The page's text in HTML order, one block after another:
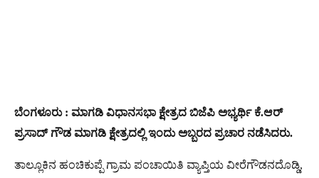
ಬೆಂಗಳೂರು : ಮಾಗಡಿ ವಿಧಾನಸಭಾ ಕ್ಷೇತ್ರದ ಬಿಜೆಪಿ ಅಭ್ಯರ್ಥಿ ಕೆ.ಆರ್
ಪ್ರಸಾದ್ ಗೌಡ ಮಾಗಡಿ ಕ್ಷೇತ್ರದಲ್ಲಿ ಇಂದು ಅಬ್ಬರದ ಪ್ರಚಾರ ನಡೆಸಿದರು.
ತಾಲ್ಲೂಕಿನ ಹಂಚಿಕುಪ್ಪೆ ಗ್ರಾಮ ಪಂಚಾಯಿತಿ ವ್ಯಾಪ್ತಿಯ ವೀರೆಗೌಡನದೊಡ್ಡಿ,